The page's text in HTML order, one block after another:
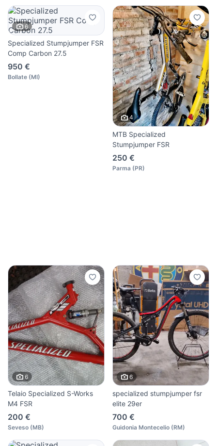
6
Specialized Stumpjumper FSR
Comp Carbon 27.5
950 €
Bollate (MI)
4
MTB Specialized
Stumpjumper FSR
250 €
Parma (PR)
6
Telaio Specialized S-Works
M4 FSR
200 €
Seveso (MB)
6
specialized stumpjumper fsr
elite 29er
700 €
Guidonia Montecelio (RM)